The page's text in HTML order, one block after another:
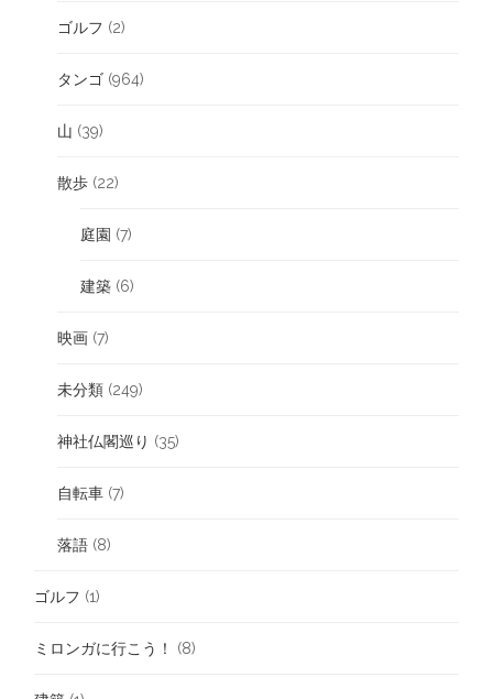
ゴルフ (2)
タンゴ (964)
山 (39)
散歩 (22)
庭園 (7)
建築 (6)
映画 (7)
未分類 (249)
神社仏閣巡り (35)
自転車 (7)
落語 (8)
ゴルフ (1)
ミロンガに行こう！ (8)